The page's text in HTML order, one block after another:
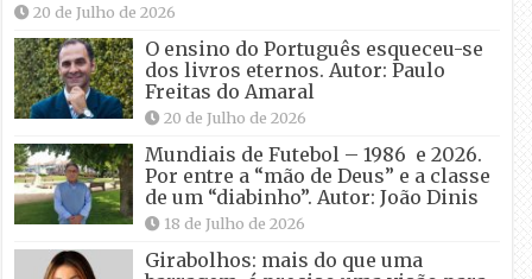
20 de Julho de 2026
O ensino do Português esqueceu-se
dos livros eternos. Autor: Paulo
Freitas do Amaral
20 de Julho de 2026
Mundiais de Futebol – 1986 e 2026.
Por entre a “mão de Deus” e a classe
de um “diabinho”. Autor: João Dinis
18 de Julho de 2026
Girabolhos: mais do que uma